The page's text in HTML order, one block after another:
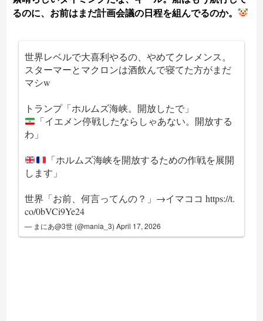
るのに、お前はまだ計画会議の日程を組んでるのか。
世界レベルで大喜利やるの、やめてクレメンス。
スターマーとマクロンは酒飲んで寝てた方がまだ
マシw
トランプ「ホルムズ海峡。開放したで」
「イエメン停戦したならしゃあない。開放する
わ」
「ホルムズ海峡を開放するための作戦を展開
します」
世界「お前、何言ってんの？」→イマココhttps://t.
co/0bVCi9Ye24
— まにあ@3世 (@mania_3)April 17, 2026